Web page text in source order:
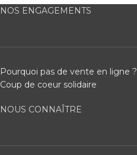
NOS ENGAGEMENTS
Pourquoi pas de vente en ligne ?
Coup de coeur solidaire
NOUS CONNAÎTRE